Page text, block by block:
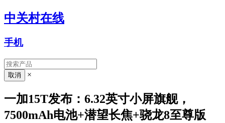
中关村在线
手机
×
一加15T发布：6.32英寸小屏旗舰，
7500mAh电池+潜望长焦+骁龙8至尊版